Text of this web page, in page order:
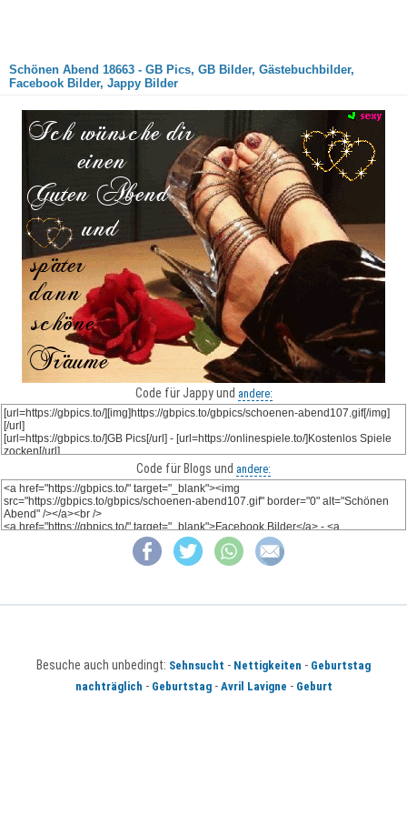
Schönen Abend 18663 - GB Pics, GB Bilder, Gästebuchbilder,
Facebook Bilder, Jappy Bilder
Code für Jappy und andere:
Code für Blogs und andere:
Besuche auch unbedingt: Sehnsucht - Nettigkeiten - Geburtstag
nachträglich - Geburtstag- Avril Lavigne - Geburt